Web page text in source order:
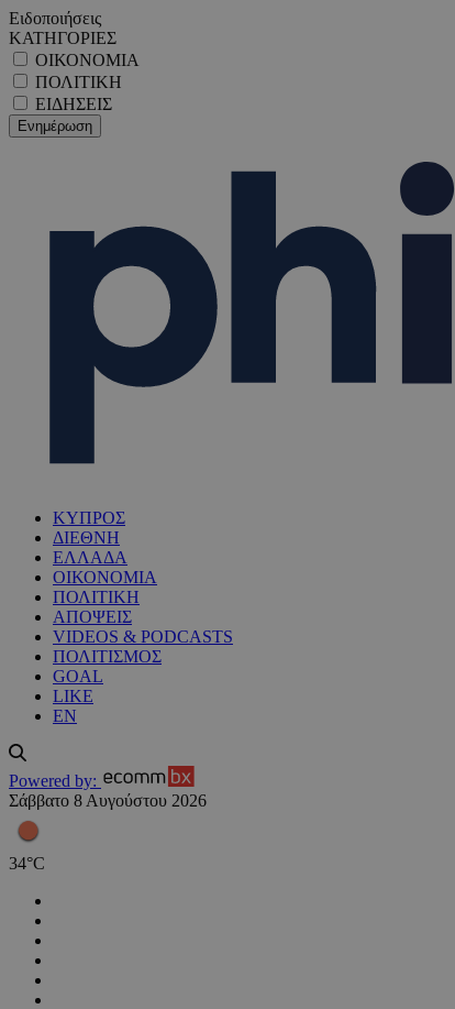
Ειδοποιήσεις
ΚΑΤΗΓΟΡΙΕΣ
ΟΙΚΟΝΟΜΙΑ
ΠΟΛΙΤΙΚΗ
ΕΙΔΗΣΕΙΣ
ΚΥΠΡΟΣ
ΔΙΕΘΝΗ
ΕΛΛΑΔΑ
ΟΙΚΟΝΟΜΙΑ
ΠΟΛΙΤΙΚΗ
ΑΠΟΨΕΙΣ
VIDEOS & PODCASTS
ΠΟΛΙΤΙΣΜΟΣ
GOAL
LIKE
EN
Powered by:
Σάββατο 8 Αυγούστου 2026
34°C